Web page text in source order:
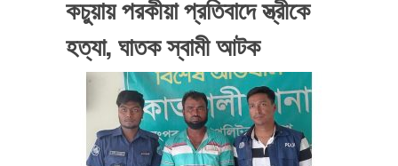
কচুয়ায় পরকীয়া প্রতিবাদে স্ত্রীকে
হত্যা, ঘাতক স্বামী আটক